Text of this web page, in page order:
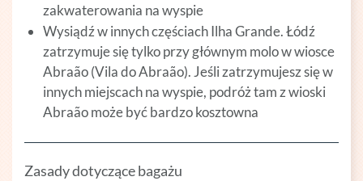
zakwaterowania na wyspie
Wysiądź w innych częściach Ilha Grande. Łódź
zatrzymuje się tylko przy głównym molo w wiosce
Abraão (Vila do Abraão). Jeśli zatrzymujesz się w
innych miejscach na wyspie, podróż tam z wioski
Abraão może być bardzo kosztowna
Zasady dotyczące bagażu